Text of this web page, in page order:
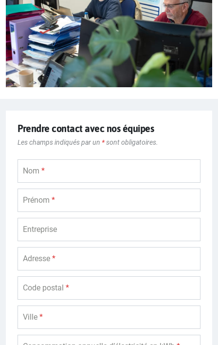
Prendre contact avec nos équipes
Les champs indiqués par un *sont obligatoires.
Nom *
Prénom *
Entreprise
Adresse *
Code postal *
Ville *